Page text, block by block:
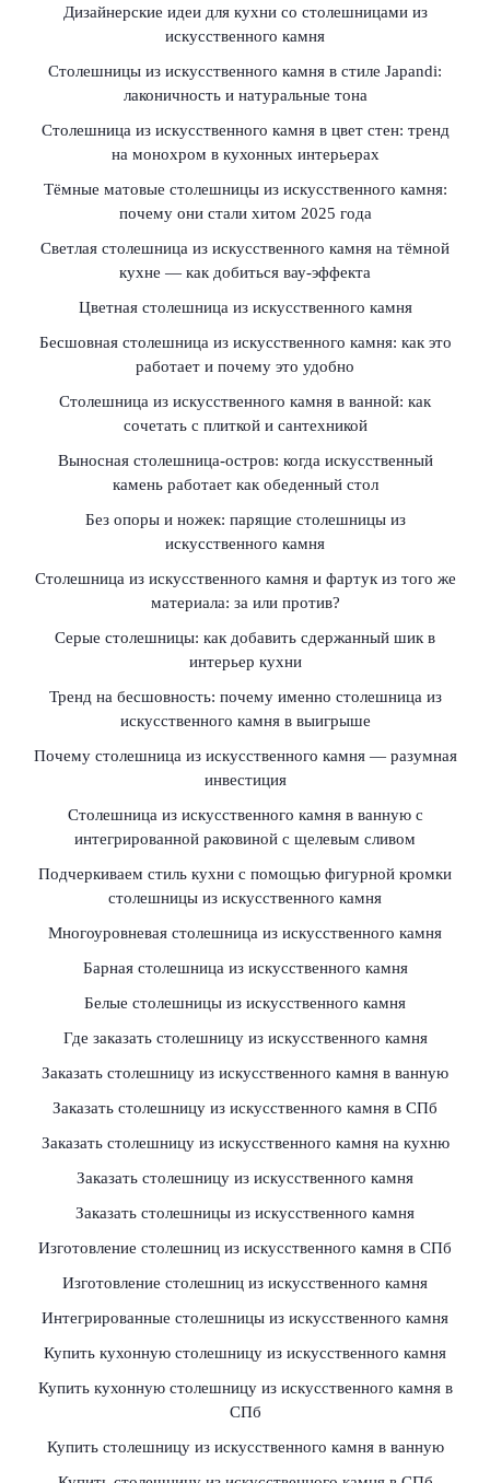
Дизайнерские идеи для кухни со столешницами из
искусственного камня
Столешницы из искусственного камня в стиле Japandi:
лаконичность и натуральные тона
Столешница из искусственного камня в цвет стен: тренд
на монохром в кухонных интерьерах
Тёмные матовые столешницы из искусственного камня:
почему они стали хитом 2025 года
Светлая столешница из искусственного камня на тёмной
кухне — как добиться вау-эффекта
Цветная столешница из искусственного камня
Бесшовная столешница из искусственного камня: как это
работает и почему это удобно
Столешница из искусственного камня в ванной: как
сочетать с плиткой и сантехникой
Выносная столешница-остров: когда искусственный
камень работает как обеденный стол
Без опоры и ножек: парящие столешницы из
искусственного камня
Столешница из искусственного камня и фартук из того же
материала: за или против?
Серые столешницы: как добавить сдержанный шик в
интерьер кухни
Тренд на бесшовность: почему именно столешница из
искусственного камня в выигрыше
Почему столешница из искусственного камня — разумная
инвестиция
Столешница из искусственного камня в ванную с
интегрированной раковиной с щелевым сливом
Подчеркиваем стиль кухни с помощью фигурной кромки
столешницы из искусственного камня
Многоуровневая столешница из искусственного камня
Барная столешница из искусственного камня
Белые столешницы из искусственного камня
Где заказать столешницу из искусственного камня
Заказать столешницу из искусственного камня в ванную
Заказать столешницу из искусственного камня в СПб
Заказать столешницу из искусственного камня на кухню
Заказать столешницу из искусственного камня
Заказать столешницы из искусственного камня
Изготовление столешниц из искусственного камня в СПб
Изготовление столешниц из искусственного камня
Интегрированные столешницы из искусственного камня
Купить кухонную столешницу из искусственного камня
Купить кухонную столешницу из искусственного камня в
СПб
Купить столешницу из искусственного камня в ванную